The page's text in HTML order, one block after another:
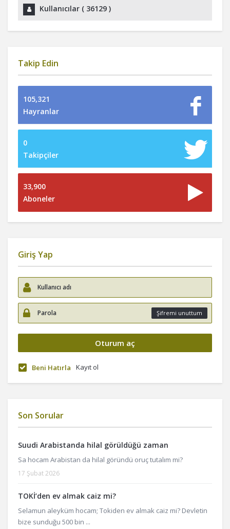
Kullanıcılar ( 36129 )
Takip Edin
105,321
Hayranlar
0
Takipçiler
33,900
Aboneler
Giriş Yap
Şifremi unuttum
Beni Hatırla Kayıt ol
Son Sorular
Suudi Arabistanda hilal görüldüğü zaman
Sa hocam Arabistan da hilal göründü oruç tutalım mi?
17 Şubat 2026
TOKİ’den ev almak caiz mi?
Selamun aleyküm hocam; Tokiden ev almak caiz mi? Devletin
bize sunduğu 500 bin ...